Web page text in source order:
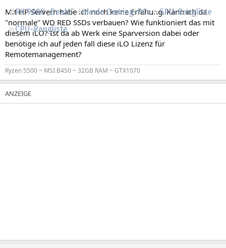
RX 9000 „Deals“
Ideale Gaming-PCs
GPU-Rangliste
CPU-Rangliste
Mit HP Servern habe ich noch keine Erfahung. Kann ich da
"normale" WD RED SSDs verbauen? Wie funktioniert das mit
diesem iLO? Ist da ab Werk eine Sparversion dabei oder
benötige ich auf jeden fall diese iLO Lizenz für
Remotemanagement?
Ryzen 5500 ~ MSI B450 ~ 32GB RAM ~ GTX1070